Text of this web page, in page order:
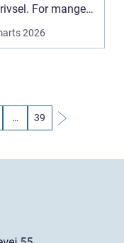
For mange
og besøg...
2026
… 39